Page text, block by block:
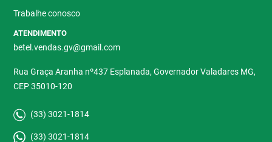
Trabalhe conosco
ATENDIMENTO
betel.vendas.gv@gmail.com
Rua Graça Aranha nº437 Esplanada, Governador Valadares MG,
CEP 35010-120
(33) 3021-1814
(33) 3021-1814